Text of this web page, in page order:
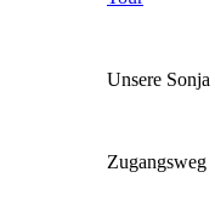
Unsere Sonja
Zugangsweg